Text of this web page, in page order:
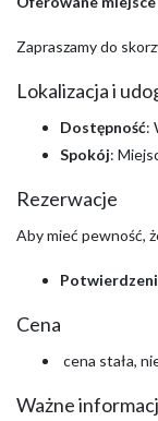
Zapraszamy do
Lokalizacja i
Dostępność:
Spokój:
Rezerwacje
Aby mieć pewność,
Cena
cena stała,
Ważne